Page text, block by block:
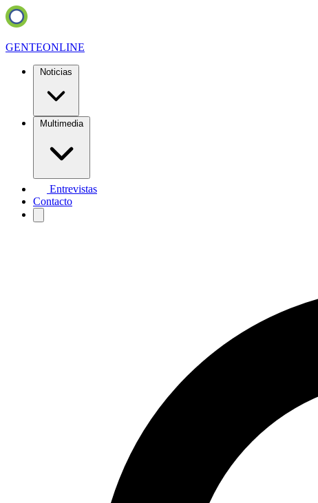
GENTEONLINE
Noticias
Multimedia
Entrevistas
Contacto